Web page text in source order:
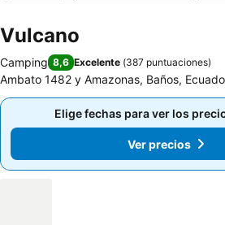
Vulcano
Camping 8,6 Excelente (387 puntuaciones)
Ambato 1482 y Amazonas, Baños,
Elige fechas para ver los
Ver precios
Elige fechas para ver los
Ver precios